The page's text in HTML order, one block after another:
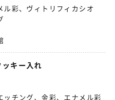
ル彩、ヴィトリフィカシオ
キー入れ
ッチング、金彩、エナメル彩